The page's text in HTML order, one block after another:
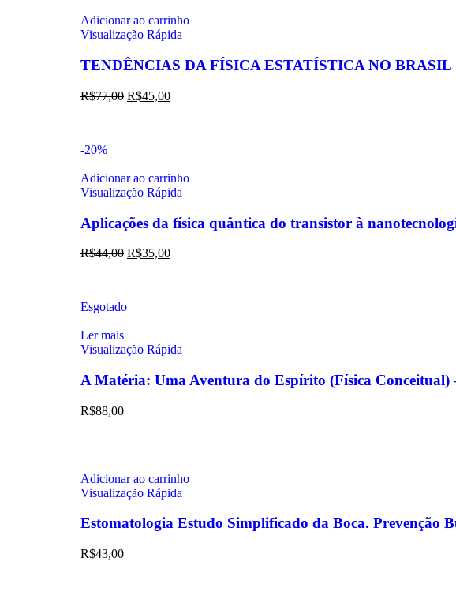
Adicionar ao carrinho
Visualização Rápida
TENDÊNCIAS DA FÍSICA ESTATÍSTICA NO BRASIL
R$77,00 R$45,00
-20%
Adicionar ao carrinho
Visualização Rápida
Aplicações da física quântica do transistor à
R$44,00 R$35,00
Esgotado
Ler mais
Visualização Rápida
A Matéria: Uma Aventura do Espírito (Física
R$88,00
Adicionar ao carrinho
Visualização Rápida
Estomatologia Estudo Simplificado da Boca. Prevenção
R$43,00